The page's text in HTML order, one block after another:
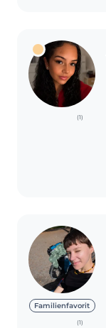
(1)
Familienfavorit
(1)